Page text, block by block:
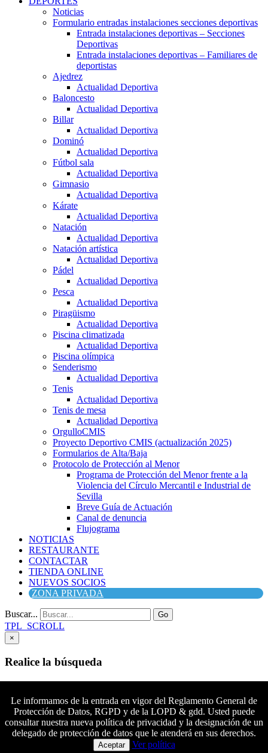
Noticias
Formulario entradas instalaciones secciones deportivas
Entrada instalaciones deportivas – Secciones
Deportivas
Entrada instalaciones deportivas – Familiares de
deportistas
Ajedrez
Actualidad Deportiva
Baloncesto
Actualidad Deportiva
Billar
Actualidad Deportiva
Dominó
Actualidad Deportiva
Fútbol sala
Actualidad Deportiva
Gimnasio
Actualidad Deportiva
Kárate
Actualidad Deportiva
Natación
Actualidad Deportiva
Natación artística
Actualidad Deportiva
Pádel
Actualidad Deportiva
Pesca
Actualidad Deportiva
Piragüismo
Actualidad Deportiva
Piscina climatizada
Actualidad Deportiva
Piscina olímpica
Senderismo
Actualidad Deportiva
Tenis
Actualidad Deportiva
Tenis de mesa
Actualidad Deportiva
OrgulloCMIS
Proyecto Deportivo CMIS (actualización 2025)
Formularios de Alta/Baja
Protocolo de Protección al Menor
Programa de Protección del Menor frente a la
Violencia del Círculo Mercantil e Industrial de
Sevilla
Breve Guía de Actuación
Canal de denuncia
Flujograma
NOTICIAS
RESTAURANTE
CONTACTAR
TIENDA ONLINE
NUEVOS SOCIOS
ZONA PRIVADA
Buscar... Go
TPL_SCROLL
×
Realice la búsqueda
Buscar
Síguenos en Facebook
Síguenos en Twitter
Síguenos en YouTube
Síguenos en instagram
Colaboradores principales
Le informamos de la entrada en vigor del Reglamento General de
Protección de Datos, RGPD y de la LOPD & gdd. Usted puede
consultar nuestra nueva política de privacidad y la designación de un
delegado de protección de datos que le atenderá en sus derechos.
Aceptar Ver política